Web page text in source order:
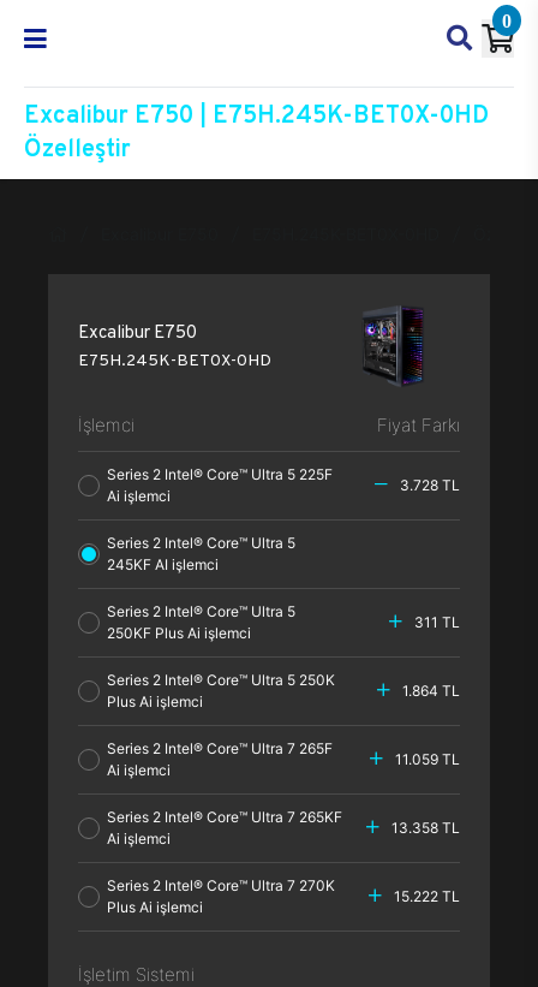
0
Excalibur E750 | E75H.245K-BET0X-0HD
Özelleştir
Excalibur E750
E75H.245K-BET0X-0HD
İşlemci Fiyat Farkı
Series 2 Intel® Core™ Ultra 5 225F
Ai işlemci
3.728 TL
Series 2 Intel® Core™ Ultra 5
245KF AI işlemci
Series 2 Intel® Core™ Ultra 5
250KF Plus Ai işlemci
311 TL
Series 2 Intel® Core™ Ultra 5 250K
Plus Ai işlemci
1.864 TL
Series 2 Intel® Core™ Ultra 7 265F
Ai işlemci
11.059 TL
Series 2 Intel® Core™ Ultra 7 265KF
Ai işlemci
13.358 TL
Series 2 Intel® Core™ Ultra 7 270K
Plus Ai işlemci
15.222 TL
İşletim Sistemi